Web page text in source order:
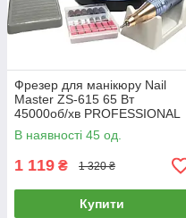
Фрезер для манікюру Nail
Master ZS-615 65 Вт
45000об/хв PROFESSIONAL
Drill pro zs 615 фреза
манікюрна
В наявності 45 од.
1 119 ₴ 1 320 ₴
Купити